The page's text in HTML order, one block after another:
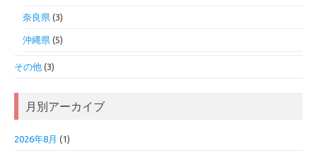
奈良県 (3)
沖縄県 (5)
その他 (3)
月別アーカイブ
2026年8月 (1)